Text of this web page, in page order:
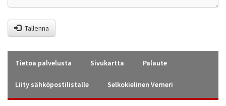
Tallenna
Tietoa palvelusta Sivukartta Palaute
Liity sähköpostilistalle Selkokielinen Verneri